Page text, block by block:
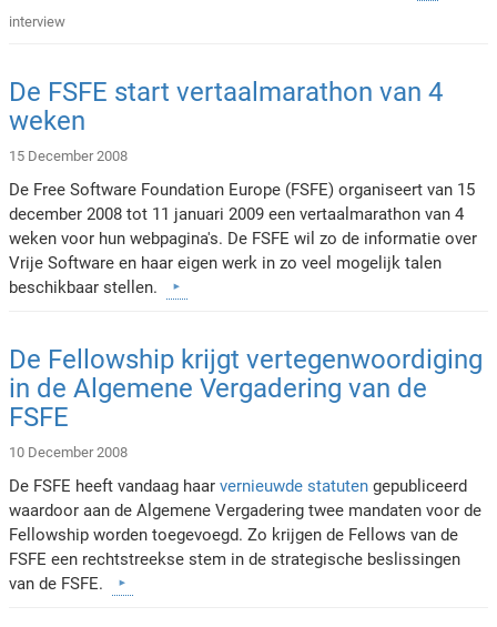
interview
De FSFE start vertaalmarathon van 4
weken
15 December 2008
De Free Software Foundation Europe (FSFE) organiseert van 15
december 2008 tot 11 januari 2009 een vertaalmarathon van 4
weken voor hun webpagina's. De FSFE wil zo de informatie over
Vrije Software en haar eigen werk in zo veel mogelijk talen
beschikbaar stellen.
De Fellowship krijgt vertegenwoordiging
in de Algemene Vergadering van de
FSFE
10 December 2008
De FSFE heeft vandaag haarvernieuwde statuten gepubliceerd
waardoor aan de Algemene Vergadering twee mandaten voor de
Fellowship worden toegevoegd. Zo krijgen de Fellows van de
FSFE een rechtstreekse stem in de strategische beslissingen
van de FSFE.